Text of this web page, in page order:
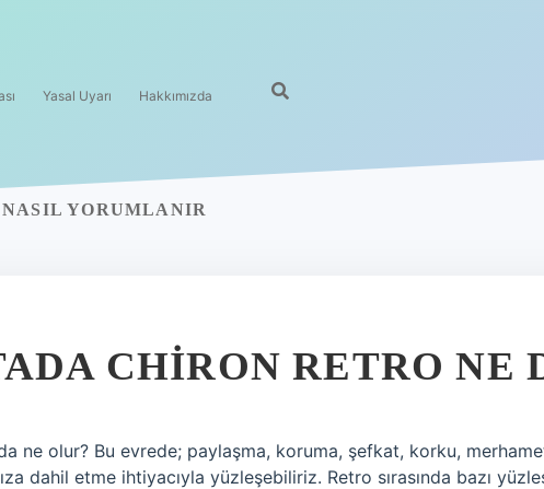
Yasal Uyarı Hakkımızda
YORUMLANIR
CHIRON RETRO NE
ne olur? Bu evrede; paylaşma, koruma, şefkat, korku,
dahil etme ihtiyacıyla yüzleşebiliriz. Retro sırasında bazı